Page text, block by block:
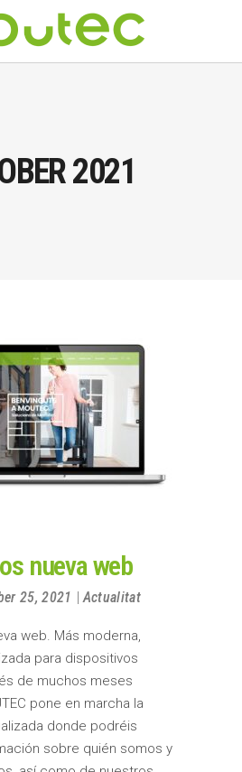
2021
nueva web
25, 2021 Actualitat
web. Más moderna,
para dispositivos
de muchos meses
pone en marcha la
donde podréis
sobre quién somos y